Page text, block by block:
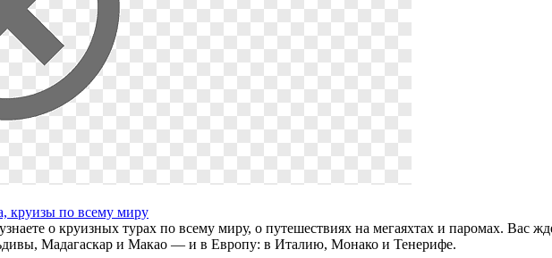
круизы по всему миру
о круизных турах по всему миру, о путешествиях на мегаяхтах и паромах. Вас
Мадагаскар и Макао — и в Европу: в Италию, Монако и Тенерифе.